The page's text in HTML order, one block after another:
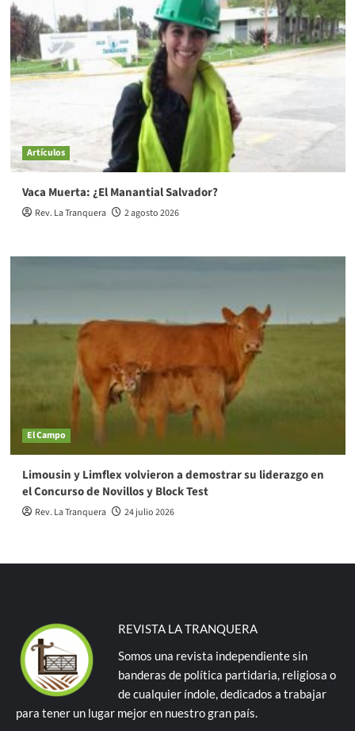
Artículos
Vaca Muerta: ¿El Manantial Salvador?
Rev. La Tranquera 2 agosto 2026
El Campo
Limousin y Limflex volvieron a demostrar su liderazgo en
el Concurso de Novillos y Block Test
Rev. La Tranquera 24 julio 2026
REVISTA LA TRANQUERA
Somos una revista independiente sin
banderas de política partidaria, religiosa o
de cualquier índole, dedicados a trabajar
para tener un lugar mejor en nuestro gran país.